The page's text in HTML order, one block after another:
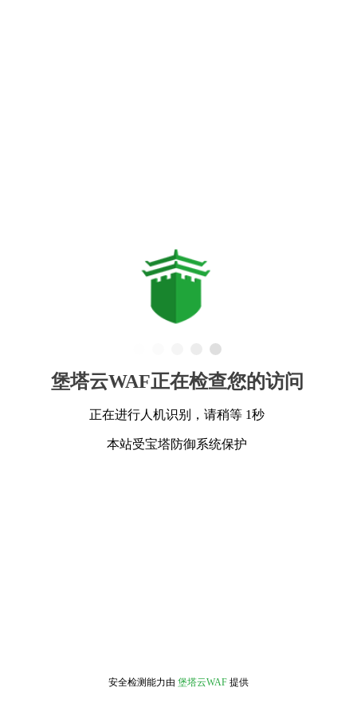
堡塔云WAF正在检查您的访问
正在进行人机识别，请稍等 1秒
本站受宝塔防御系统保护
安全检测能力由 堡塔云WAF 提供